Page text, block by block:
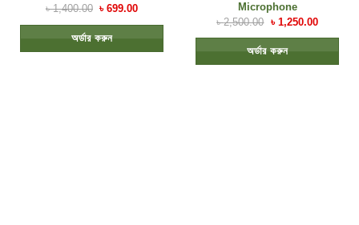
৳1,400.00 ৳699.00
অর্ডার করুন
Microphone
৳2,500.00 ৳ 1,250.00
অর্ডার করুন